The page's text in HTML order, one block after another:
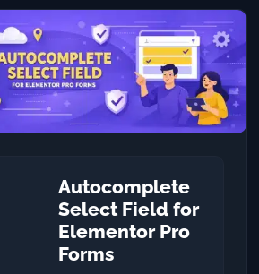
Autocomplete
Select Field for
Elementor Pro
Forms